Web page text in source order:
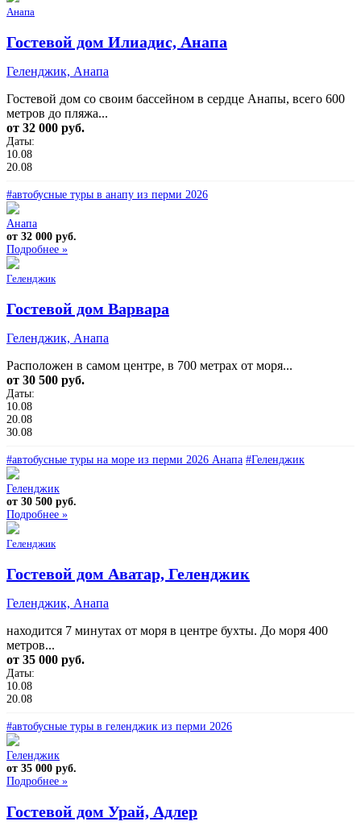
Анапа
Гостевой дом Илиадис, Анапа
Геленджик, Анапа
Гостевой дом со своим бассейном в сердце Анапы, всего 600
метров до пляжа...
от 32 000 руб.
Даты:
10.08
20.08
#автобусные туры в анапу из перми 2026
Анапа
от 32 000 руб.
Подробнее »
Геленджик
Гостевой дом Варвара
Геленджик, Анапа
Расположен в самом центре, в 700 метрах от моря...
от 30 500 руб.
Даты:
10.08
20.08
30.08
#автобусные туры на море из перми 2026 Анапа #Геленджик
Геленджик
от 30 500 руб.
Подробнее »
Геленджик
Гостевой дом Аватар, Геленджик
Геленджик, Анапа
находится 7 минутах от моря в центре бухты. До моря 400
метров...
от 35 000 руб.
Даты:
10.08
20.08
#автобусные туры в геленджик из перми 2026
Геленджик
от 35 000 руб.
Подробнее »
Гостевой дом Урай, Адлер